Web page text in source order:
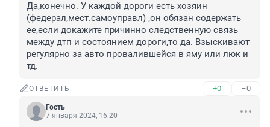
Да,конечно. У каждой дороги есть хозяин
(федерал,мест.самоуправл) ,он обязан содержать
ее,если докажите причинно следственную связь
между дтп и состоянием дороги,то да. Взыскивают
регулярно за авто провалившейся в яму или люк и
тд.
ОТВЕТИТЬ +0 –0
Гость
7 января 2024, 16:20